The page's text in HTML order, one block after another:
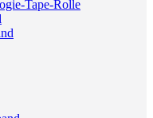
Tape-Rolle